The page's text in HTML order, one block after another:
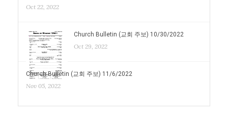
Oct 22, 2022
Church Bulletin (교회 주보) 10/30/2022
Oct 29, 2022
Church Bulletin (교회 주보) 11/6/2022
Nov 05, 2022